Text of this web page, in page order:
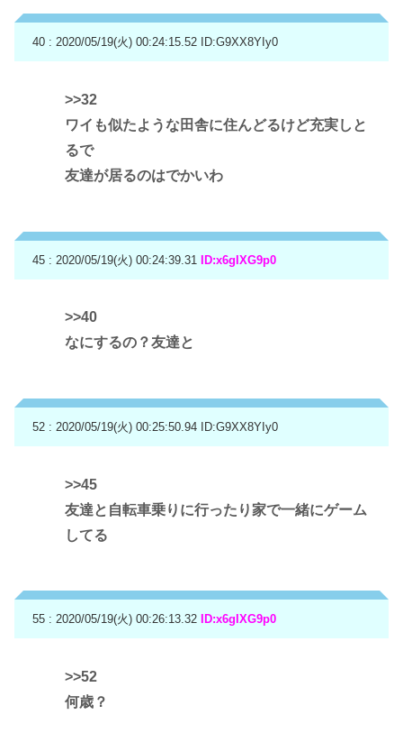
40 : 2020/05/19(火) 00:24:15.52 ID:G9XX8YIy0
>>32
ワイも似たような田舎に住んどるけど充実しと
るで
友達が居るのはでかいわ
45 : 2020/05/19(火) 00:24:39.31 ID:x6gIXG9p0
>>40
なにするの？友達と
52 : 2020/05/19(火) 00:25:50.94 ID:G9XX8YIy0
>>45
友達と自転車乗りに行ったり家で一緒にゲーム
してる
55 : 2020/05/19(火) 00:26:13.32 ID:x6gIXG9p0
>>52
何歳？